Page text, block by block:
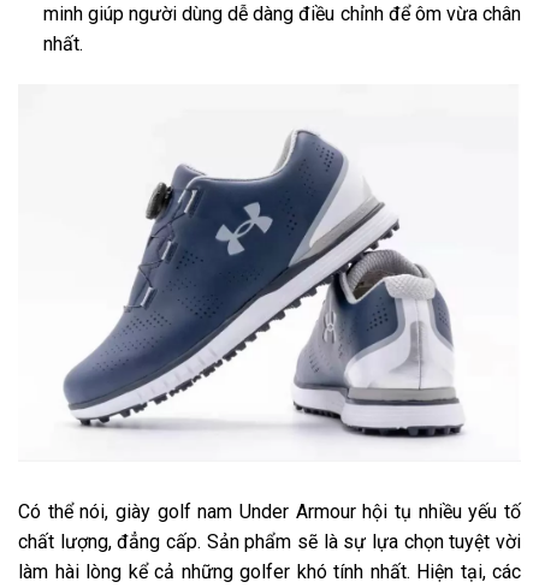
minh giúp người dùng dễ dàng điều chỉnh để ôm vừa chân
nhất.
Có thể nói, giày golf nam Under Armour hội tụ nhiều yếu tố
chất lượng, đẳng cấp. Sản phẩm sẽ là sự lựa chọn tuyệt vời
làm hài lòng kể cả những golfer khó tính nhất. Hiện tại, các